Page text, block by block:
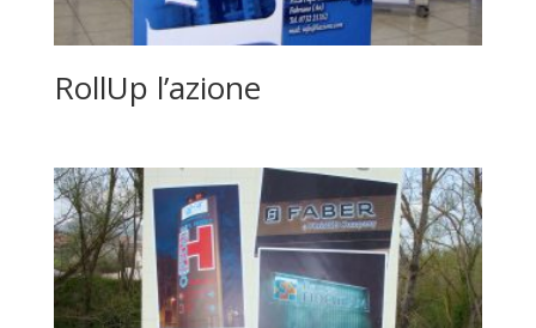
RollUp l’azione